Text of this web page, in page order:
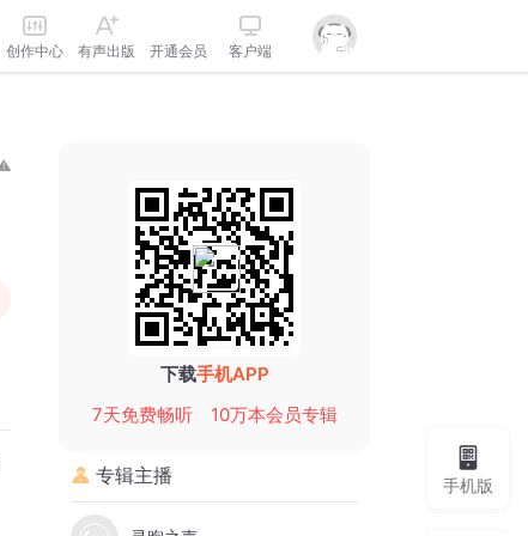
创作中心 有声出版 开通会员 客户端
下载手机APP
7天免费畅听
10万本会员专辑
专辑主播 手机版